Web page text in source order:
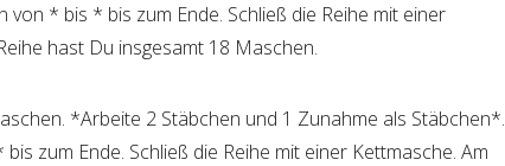
von * bis * bis zum Ende. Schließ die Reihe mit einer
hast Du insgesamt 18 Maschen.
*Arbeite 2 Stäbchen und 1 Zunahme als Stäbchen*.
zum Ende. Schließ die Reihe mit einer Kettmasche. Am